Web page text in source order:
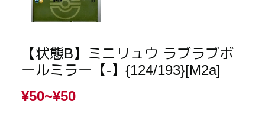
【状態B】ミニリュウ ラブラブボ
ールミラー【-】{124/193}[M2a]
¥50~¥50